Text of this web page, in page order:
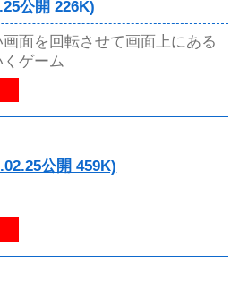
公開 226K)
面を回転させて画面上にある
ゲーム
公開 459K)